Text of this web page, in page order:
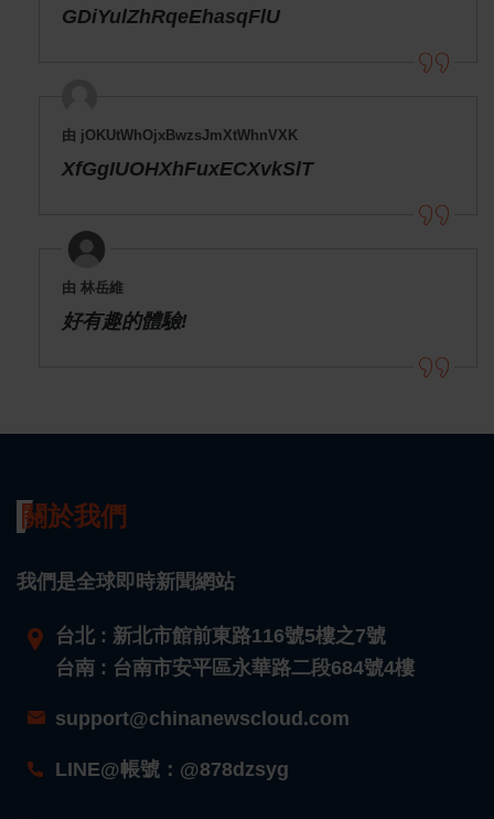
GDiYulZhRqeEhasqFlU
由 jOKUtWhOjxBwzsJmXtWhnVXK
XfGgIUOHXhFuxECXvkSlT
由 林岳維
好有趣的體驗!
關於我們
我們是全球即時新聞網站
台北 : 新北市館前東路116號5樓之7號
台南 : 台南市安平區永華路二段684號4樓
support@chinanewscloud.com
LINE@帳號：@878dzsyg